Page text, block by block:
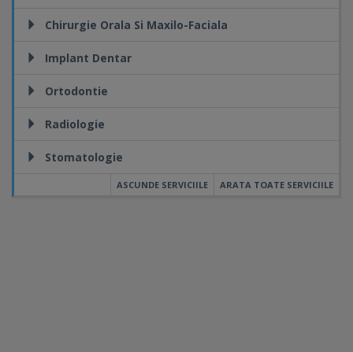
Chirurgie Orala Si Maxilo-Faciala
Implant Dentar
Ortodontie
Radiologie
Stomatologie
ARATA TOATE SERVICIILE
ASCUNDE SERVICIILE